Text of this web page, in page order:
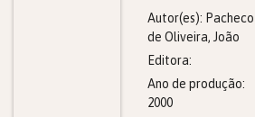
Autor(es): Pacheco
de Oliveira, João
Editora:
Ano de produção:
2000